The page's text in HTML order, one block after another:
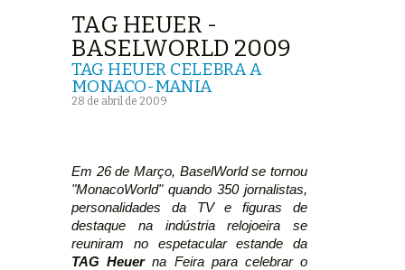
TAG HEUER -
BASELWORLD 2009
TAG HEUER CELEBRA A
MONACO-MANIA
28 de abril de 2009
Em 26 de Março, BaselWorld se tornou
"MonacoWorld" quando 350 jornalistas,
personalidades da TV e figuras de
destaque na indústria relojoeira se
reuniram no espetacular estande da
TAG Heuerna Feira para celebrar o